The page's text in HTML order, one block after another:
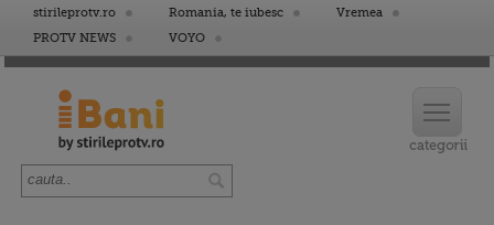
stirileprotv.ro Romania, te iubesc
Vremea
PROTV NEWS
VOYO